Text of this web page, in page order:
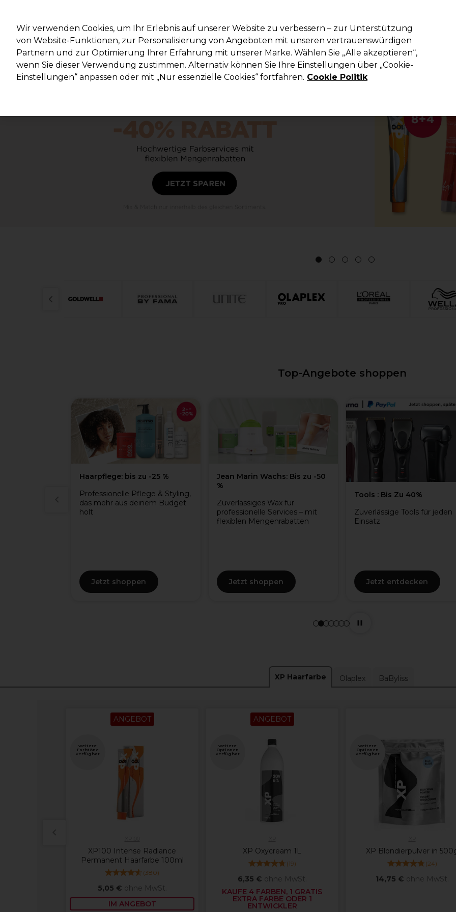
Suchen
Marken Deals Haare Elektrogeräte Saloneinrichtung Kosmetik Herrenfriseur Inspiration Die Professional
Lieferung und Lieferzeiten
1 2 3 4 5
Top-Angebote shoppen
Haarpflege: bis zu -25 %
Professionelle Pflege & Styling,
das mehr aus deinem Budget
Jetzt shoppen
Jean Marin Wachs: Bis zu -50
Zuverlässiges Wax für
professionelle Services – mit
flexiblen Mengenrabatten
Jetzt shoppen
Tools : Bis Zu 40%
Zuverlässige Tools für jeden
Jetzt entdecken
XP Haarfarbe Olaplex BaByliss
ANGEBOT
weitere
Farbtöne
verfügbar
XP100 Intense Radiance
Permanent Haarfarbe 100ml
(380)
5,05 € ohne MwSt.
IM ANGEBOT
ANGEBOT
weitere
Optionen
verfügbar
XP Oxycream 1L
(19)
6,35 € ohne MwSt.
KAUFE 4 FARBEN, 1 GRATIS
EXTRA FARBE ODER 1
ENTWICKLER
weitere
Optionen
verfügbar
XP Blondierpulver in
(24)
14,75 € ohne MwSt.
Wir verwenden Cookies, um Ihr Erlebnis auf unserer Website zu verbessern – zur Unterstützung
von Website-Funktionen, zur Personalisierung von Angeboten mit unseren vertrauenswürdigen
Partnern und zur Optimierung Ihrer Erfahrung mit unserer Marke. Wählen Sie „Alle akzeptieren“,
wenn Sie dieser Verwendung zustimmen. Alternativ können Sie Ihre Einstellungen über „Cookie-
Einstellungen“ anpassen oder mit „Nur essenzielle Cookies“ fortfahren. Cookie Politik